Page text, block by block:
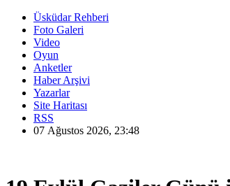
Üsküdar Rehberi
Foto Galeri
Video
Oyun
Anketler
Haber Arşivi
Yazarlar
Site Haritası
RSS
07 Ağustos 2026, 23:48